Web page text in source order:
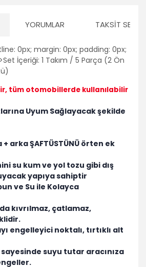
YORUMLAR TAKSIT
0px; margin: 0px; padding: 0px;
İçeriği: 1 Takım / 5 Parça (2 Ön
, tüm otomobillerde kullanılabilir
Uyum Sağlayacak şekilde
+ arka ŞAFTÜSTÜNÜ örten ek
su kum ve yol tozu gibi dış
yapıya sahiptir
ve Su ile Kolayca
kıvrılmaz, çatlamaz,
engelleyici noktalı, tırtıklı alt
sayesinde suyu tutar aracınıza